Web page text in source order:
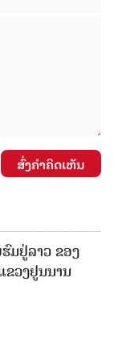
ສົ່ງຄໍາຄິດເຫັນ
ມຢູ່ລາວ ຂອງ
ຂວງຢູນນານ